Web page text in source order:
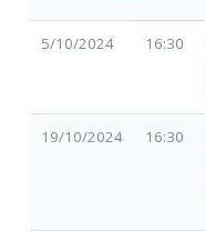
5/10/2024 16:30
19/10/2024 16:30